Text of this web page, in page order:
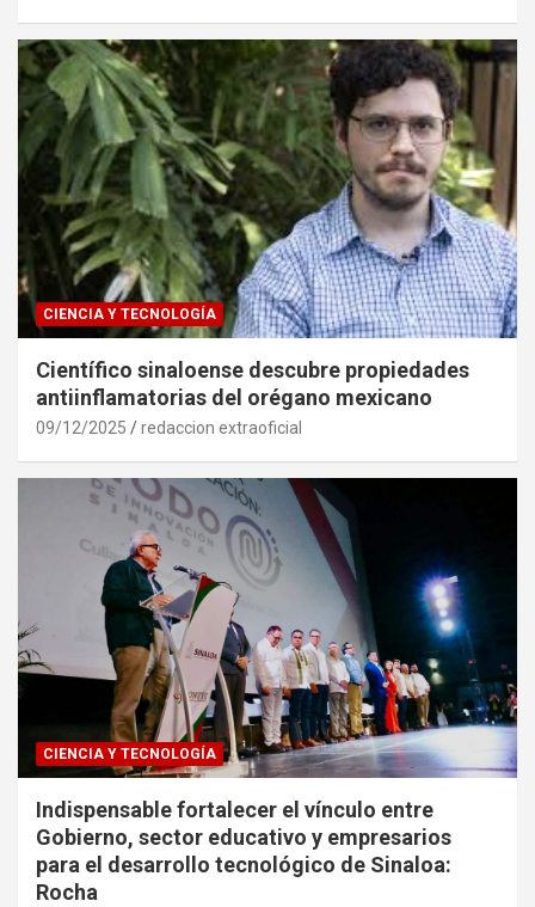
CIENCIA Y TECNOLOGÍA
Científico sinaloense descubre propiedades
antiinflamatorias del orégano mexicano
09/12/2025 redaccion extraoficial
CIENCIA Y TECNOLOGÍA
Indispensable fortalecer el vínculo entre
Gobierno, sector educativo y empresarios
para el desarrollo tecnológico de Sinaloa:
Rocha